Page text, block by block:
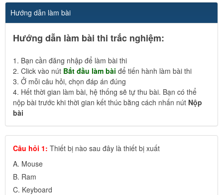
Hướng dẫn làm bài
Hướng dẫn làm bài thi trắc nghiệm:
1. Bạn cần đăng nhập để làm bài thi
2. Click vào nút Bắt đầu làm bài để tiến hành làm bài thi
3. Ở mỗi câu hỏi, chọn đáp án đúng
4. Hết thời gian làm bài, hệ thống sẽ tự thu bài. Bạn có thể
nộp bài trước khi thời gian kết thúc bằng cách nhấn nút Nộp
bài
Câu hỏi 1: Thiết bị nào sau đây là thiết bị xuất
A. Mouse
B. Ram
C. Keyboard